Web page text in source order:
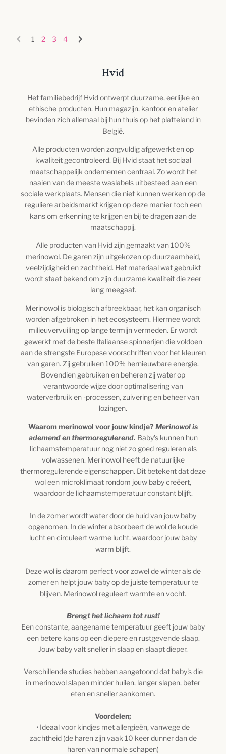
1 2 3 4
Hvid
Het familiebedrijf Hvid ontwerpt duurzame, eerlijke en
ethische producten. Hun magazijn, kantoor en atelier
bevinden zich allemaal bij hun thuis op het platteland in
België.
Alle producten worden zorgvuldig afgewerkt en op
kwaliteit gecontroleerd. Bij Hvid staat het sociaal
maatschappelijk ondernemen centraal. Zo wordt het
naaien van de meeste waslabels uitbesteed aan een
sociale werkplaats. Mensen die niet kunnen werken op de
reguliere arbeidsmarkt krijgen op deze manier toch een
kans om erkenning te krijgen en bij te dragen aan de
maatschappij.
Alle producten van Hvid zijn gemaakt van 100%
merinowol. De garen zijn uitgekozen op duurzaamheid,
veelzijdigheid en zachtheid. Het materiaal wat gebruikt
wordt staat bekend om zijn duurzame kwaliteit die zeer
lang meegaat.
Merinowol is biologisch afbreekbaar, het kan organisch
worden afgebroken in het ecosysteem. Hiermee wordt
milieuvervuiling op lange termijn vermeden. Er wordt
gewerkt met de beste Italiaanse spinnerijen die voldoen
aan de strengste Europese voorschriften voor het kleuren
van garen. Zij gebruiken 100% hernieuwbare energie.
Bovendien gebruiken en beheren zij water op
verantwoorde wijze door optimalisering van
waterverbruik en -processen, zuivering en beheer van
lozingen.
Waarom merinowol voor jouw kindje? Merinowol is
ademend en thermoregulerend. Baby's kunnen hun
lichaamstemperatuur nog niet zo goed reguleren als
volwassenen. Merinowol heeft de natuurlijke
thermoregulerende eigenschappen. Dit betekent dat deze
wol een microklimaat rondom jouw baby creëert,
waardoor de lichaamstemperatuur constant blijft.
In de zomer wordt water door de huid van jouw baby
opgenomen. In de winter absorbeert de wol de koude
lucht en circuleert warme lucht, waardoor jouw baby
warm blijft.
Deze wol is daarom perfect voor zowel de winter als de
zomer en helpt jouw ​​baby op de juiste temperatuur te
blijven. Merinowol reguleert warmte en vocht.
Brengt het lichaam tot rust!
Een constante, aangename temperatuur geeft jouw baby
een betere kans op een diepere en rustgevende slaap.
Jouw baby valt sneller in slaap en slaapt dieper.
Verschillende studies hebben aangetoond dat baby's die
in merinowol slapen minder huilen, langer slapen, beter
eten en sneller aankomen.
Voordelen;
• Ideaal voor kindjes met allergieën, vanwege de
zachtheid (de haren zijn vaak 10 keer dunner dan de
haren van normale schapen)